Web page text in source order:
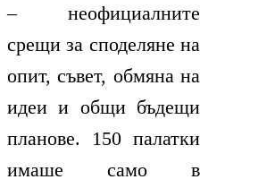
– неофициалните
срещи за споделяне на
опит, съвет, обмяна на
идеи и общи бъдещи
планове. 150 палатки
имаше само в